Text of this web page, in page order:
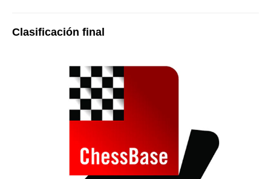
Clasificación final